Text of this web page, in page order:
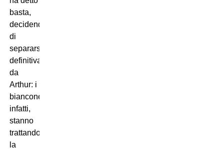
basta,
decidendo
di
separarsi
definitivamente
da
Arthur: i
bianconeri,
infatti,
stanno
trattando
la